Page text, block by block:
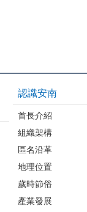
認識安南
首長介紹
組織架構
區名沿革
地理位置
歲時節俗
產業發展